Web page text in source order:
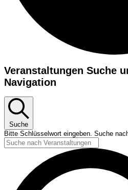
Veranstaltungen
Veranstaltungen Suche
Navigation
Suche
Bitte Schlüsselwort eingeben. Suche